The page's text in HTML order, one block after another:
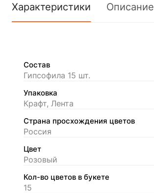
Характеристики Описание
Состав
Гипсофила 15 шт.
Упаковка
Крафт, Лента
Страна просхождения цветов
Россия
Цвет
Розовый
Кол-во цветов в букете
15